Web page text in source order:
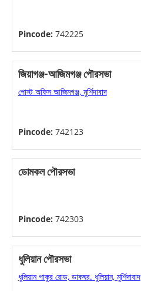
Pincode: 742225
জিয়াগঞ্জ-আজিমগঞ্জ পৌরসভা
পোস্ট অফিস আজিমগঞ্জ, মুর্শিদাবাদ
Pincode: 742123
ডোমকল পৌরসভা
Pincode: 742303
ধুলিয়ান পৌরসভা
ধুলিয়ান পাকুর রোড, ডাকঘর. ধুলিয়ান, মুর্শিদাবাদ